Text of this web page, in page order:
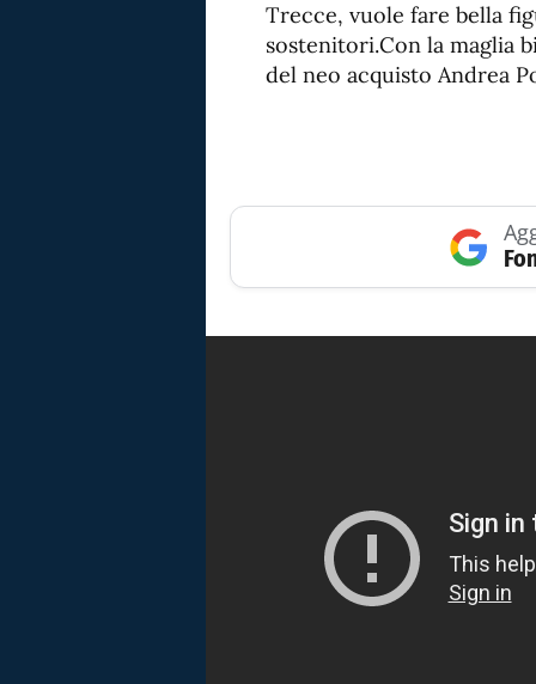
Trecce, vuole fare bella
sostenitori.Con la maglia
del neo acquisto Andrea